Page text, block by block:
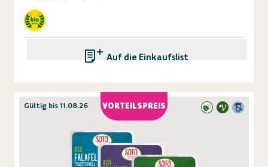
Auf die Einkaufsliste
VORTEILSPREIS
Gültig bis 11.08.26